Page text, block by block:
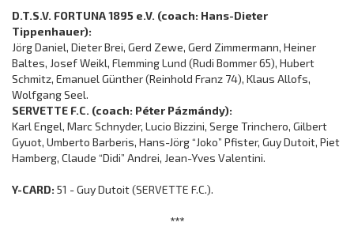
D.T.S.V. FORTUNA 1895 e.V. (coach: Hans-Dieter
Tippenhauer):
Jörg Daniel, Dieter Brei, Gerd Zewe, Gerd Zimmermann, Heiner
Baltes, Josef Weikl, Flemming Lund (Rudi Bommer 65), Hubert
Schmitz, Emanuel Günther (Reinhold Franz 74), Klaus Allofs,
Wolfgang Seel.
SERVETTE F.C. (coach: Péter Pázmándy):
Karl Engel, Marc Schnyder, Lucio Bizzini, Serge Trinchero, Gilbert
Gyuot, Umberto Barberis, Hans-Jörg “Joko” Pfister, Guy Dutoit, Piet
Hamberg, Claude “Didi” Andrei, Jean-Yves Valentini.
Y-CARD: 51 - Guy Dutoit (SERVETTE F.C.).
***